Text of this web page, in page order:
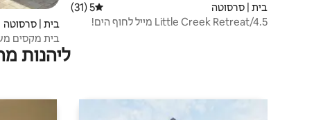
בית | סרסוטה דירוג ממוצע של 5 מתוך 5, 31 ביקורות
5 (31)
Little Creek Retreat/4.5 מייל לחוף הים!
בית | סרסוטה
בית מקסים
ליהנות